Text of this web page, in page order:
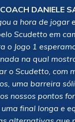
DANIELE
a hora de
Scudetto em
o Jogo 1
na qual
o Scudetto, com
uma barreira
nossos pontos
final longa e